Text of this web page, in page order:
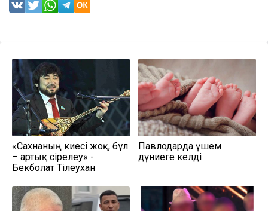
«Сахнаның киесі жоқ, бұл
– артық әсірелеу» -
Бекболат Тілеухан
Павлодарда үшем
дүниеге келді